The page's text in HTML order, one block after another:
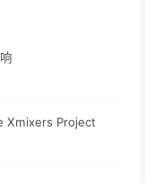
Xmixers Project